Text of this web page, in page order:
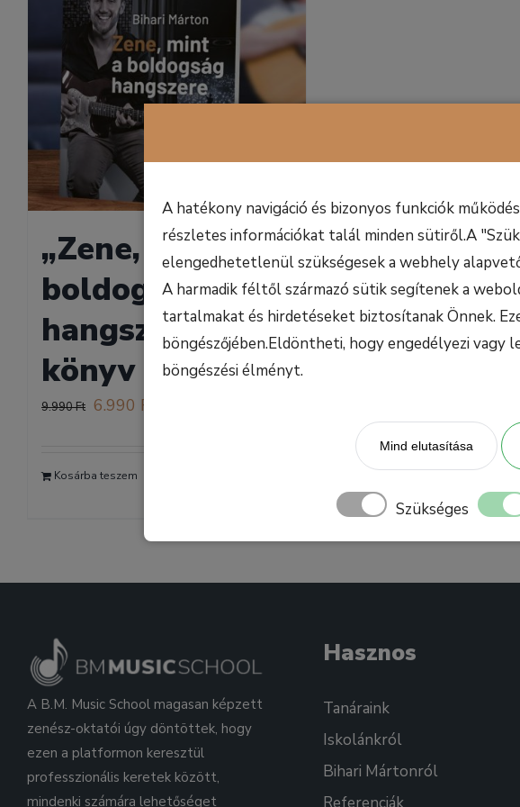
A hatékony navigáció és bizonyos funkciók
részletes információkat talál minden sütiről.A
elengedhetetlenül szükségesek a webhely
A harmadik féltől származó sütik segítenek a
tartalmakat és hirdetéseket biztosítanak Önnek.
böngészőjében.Eldöntheti, hogy engedélyezi
böngészési élményt.
Mind elutasítása
Szükséges
„Zene, mint a
boldogság
hangszere” c.
könyv
9.990Ft Original
9.990 Ft.
6.990 Ft
Kosárba teszem
A B.M. Music School magasan képzett
zenész-oktatói úgy döntöttek, hogy
ezen a platformon keresztül
professzionális keretek között,
mindenki számára lehetőséget
Hasznos
Tanáraink
Iskolánkról
Bihari Mártonról